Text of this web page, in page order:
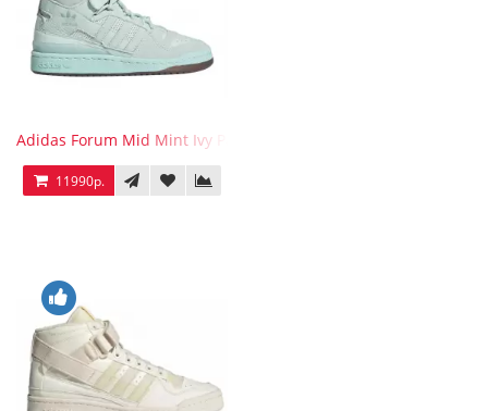
Adidas Forum Mid Mint Ivy Park
11990р.